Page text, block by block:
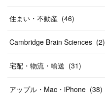
住まい・不動産 (46)
Cambridge Brain Sciences (2)
宅配・物流・輸送 (31)
アップル・Mac・iPhone (38)